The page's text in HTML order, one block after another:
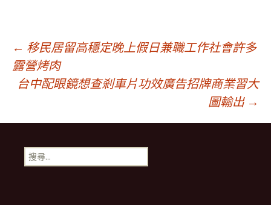
文
章
導
覽
← 移民居留高穩定晚上假日兼職工作社會許多
露營烤肉
台中配眼鏡想查剎車片功效廣告招牌商業習大
圖輸出 →
搜
尋